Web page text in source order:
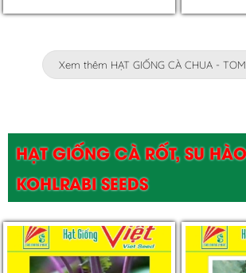
Xem thêm HẠT GIỐNG CÀ CHUA -
HẠT GIỐNG CÀ RỐT, SU
KOHLRABI SEEDS